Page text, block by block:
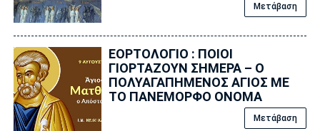
Μετάβαση
ΕΟΡΤΟΛΟΓΙΟ : ΠΟΙΟΙ
ΓΙΟΡΤΑΖΟΥΝ ΣΗΜΕΡΑ – Ο
ΠΟΛΥΑΓΑΠΗΜΕΝΟΣ ΑΓΙΟΣ ΜΕ
ΤΟ ΠΑΝΕΜΟΡΦΟ ΟΝΟΜΑ
Μετάβαση